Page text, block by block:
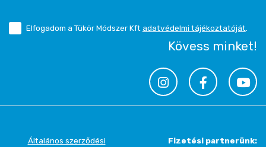
Elfogadom a Tükör Módszer Kftadatvédelmi tájékoztatóját.
Kövess minket!
Általános szerződési
Fizetési partnerünk: